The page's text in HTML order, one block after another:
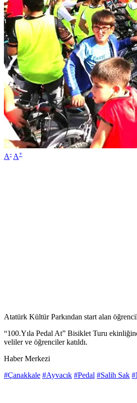
A- A+
Atatürk Kültür Parkından start alan
“100.Yıla Pedal At” Bisiklet Turu
veliler ve öğrenciler katıldı.
Haber Merkezi
#Çanakkale #Ayvacık #Pedal #Salih Sak